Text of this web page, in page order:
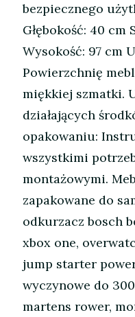
bezpiecznego
Głębokość: 40 cm
Wysokość: 97 cm
Powierzchnię
miękkiej szmatki.
działających
opakowaniu:
wszystkimi
montażowymi.
zapakowane do
odkurzacz bosch
xbox one,
jump starter
wyczynowe do
martens rower,